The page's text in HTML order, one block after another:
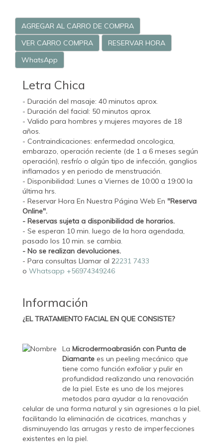
AGREGAR AL CARRO DE COMPRA
VER CARRO COMPRA
RESERVAR HORA
WhatsApp
Letra Chica
- Duración del masaje: 40 minutos aprox.
- Duración del facial: 50 minutos aprox.
- Valido para hombres y mujeres mayores de 18
años.
- Contraindicaciones: enfermedad oncologica,
embarazo, operación reciente (de 1 a 6 meses según
operación), resfrío o algún tipo de infección, ganglios
inflamados y en periodo de menstruación.
- Disponibilidad: Lunes a Viernes de 10:00 a 19:00 la
última hrs.
- Reservar Hora En Nuestra Página Web En "Reserva
Online".
- Reservas sujeta a disponibilidad de horarios.
- Se esperan 10 min. luego de la hora agendada,
pasado los 10 min. se cambia.
- No se realizan devoluciones.
- Para consultas Llamar al 22231 7433
o Whatsapp +56974349246
Información
¿EL TRATAMIENTO FACIAL EN QUE CONSISTE?
La Microdermoabrasión con Punta de
Diamante es un peeling mecánico que
tiene como función exfoliar y pulir en
profundidad realizando una renovación
de la piel. Este es uno de los mejores
metodos para ayudar a la renovación
celular de una forma natural y sin agresiones a la piel,
facilitando la eliminación de cicatrices, manchas y
disminuyendo las arrugas y resto de imperfecciones
existentes en la piel.